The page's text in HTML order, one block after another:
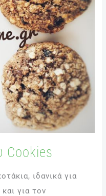
Cookies
ιδανικά για
για τον